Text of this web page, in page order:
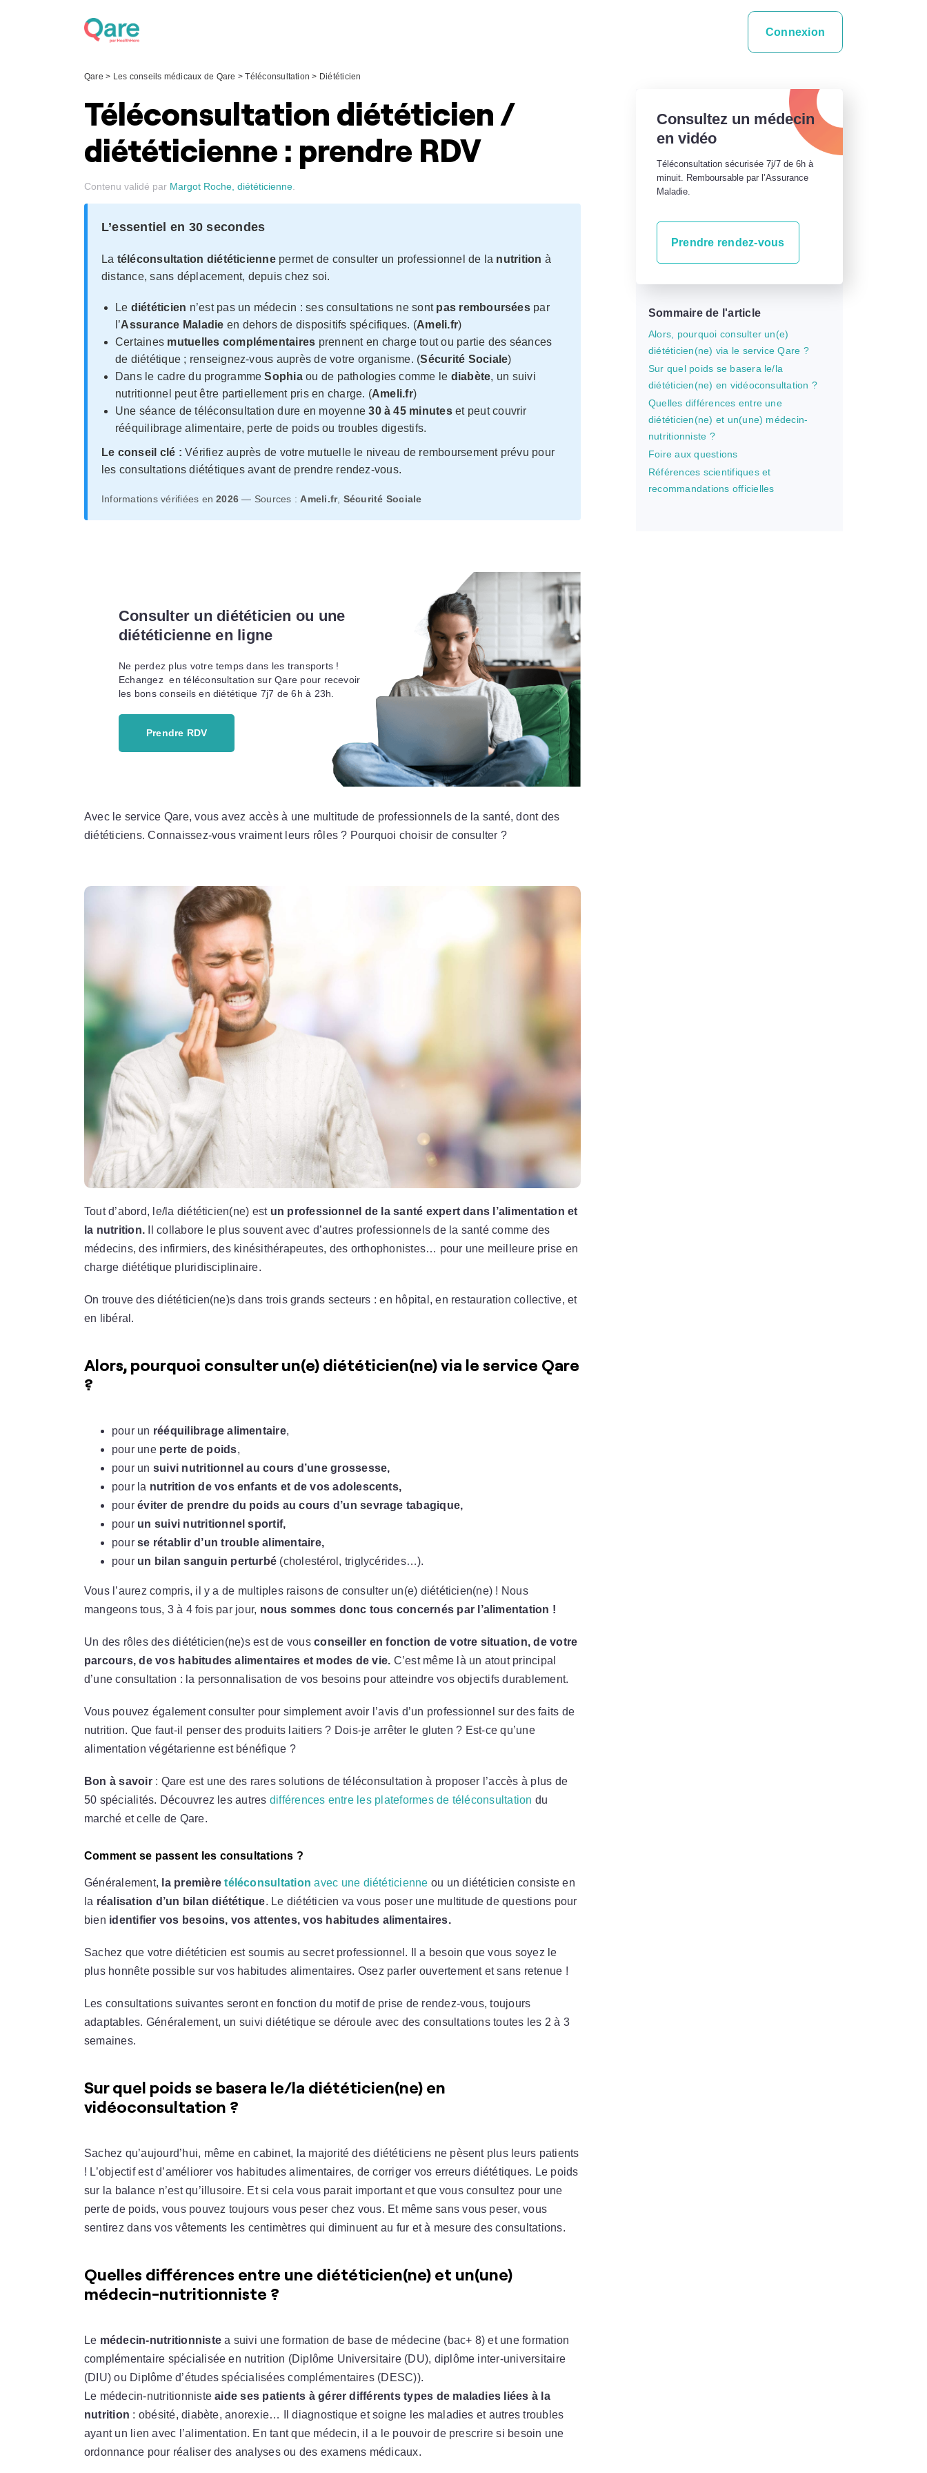
Connexion
Qare > Les conseils médicaux de Qare >Téléconsultation > Diététicien
Téléconsultation diététicien /
diététicienne : prendre RDV
Contenu validé par Margot Roche, diététicienne.
L’essentiel en 30 secondes
La téléconsultation diététiciennepermet de consulter un professionnel de la nutrition à
distance, sans déplacement, depuis chez soi.
Le diététicien n’est pas un médecin : ses consultations ne sont pas rembourséespar
l’Assurance Maladie en dehors de dispositifs spécifiques. (Ameli.fr)
Certaines mutuelles complémentaires prennent en charge tout ou partie des séances
de diététique ; renseignez-vous auprès de votre organisme. (Sécurité Sociale)
Dans le cadre du programmeSophiaou de pathologies comme le diabète, un suivi
nutritionnel peut être partiellement pris en charge. (Ameli.fr)
Une séance de téléconsultation dure en moyenne30 à 45 minuteset peut couvrir
rééquilibrage alimentaire, perte de poids ou troubles digestifs.
Le conseil clé : Vérifiez auprès de votre mutuelle le niveau de remboursement prévu pour
les consultations diététiques avant de prendre rendez-vous.
Informations vérifiées en2026 — Sources :Ameli.fr, Sécurité Sociale
Consulter un diététicien ou une
diététicienne en ligne
Ne perdez plus votre temps dans les transports !
Echangez en téléconsultation sur Qare pour recevoir
les bons conseils en diététique 7j7 de 6h à 23h.
Prendre RDV
Avec le service Qare, vous avez accès à une multitude de professionnels de la santé, dont des
diététiciens. Connaissez-vous vraiment leurs rôles ? Pourquoi choisir de consulter ?
Tout d’abord, le/la diététicien(ne) est un professionnel de la santé expert dans l’alimentation et
la nutrition. Il collabore le plus souvent avec d’autres professionnels de la santé comme des
médecins, des infirmiers, des kinésithérapeutes, des orthophonistes… pour une meilleure prise en
charge diététique pluridisciplinaire.
On trouve des diététicien(ne)s dans trois grands secteurs : en hôpital, en restauration collective, et
en libéral.
Alors, pourquoi consulter un(e) diététicien(ne) via le service Qare
?
pour un rééquilibrage alimentaire,
pour une perte de poids,
pour un suivi nutritionnel au cours d’une grossesse,
pour la nutrition de vos enfants et de vos adolescents,
pouréviter de prendre du poids au cours d’un sevrage tabagique,
pour un suivi nutritionnel sportif,
pourse rétablir d’un trouble alimentaire,
pour un bilan sanguin perturbé (cholestérol, triglycérides…).
Vous l’aurez compris, il y a de multiples raisons de consulter un(e) diététicien(ne) ! Nous
mangeons tous, 3 à 4 fois par jour, nous sommes donc tous concernés par l’alimentation !
Un des rôles des diététicien(ne)s est de vousconseiller en fonction de votre situation, de votre
parcours, de vos habitudes alimentaires et modes de vie. C’est même là un atout principal
d’une consultation : la personnalisation de vos besoins pour atteindre vos objectifs durablement.
Vous pouvez également consulter pour simplement avoir l’avis d’un professionnel sur des faits de
nutrition. Que faut-il penser des produits laitiers ? Dois-je arrêter le gluten ? Est-ce qu’une
alimentation végétarienne est bénéfique ?
Bon à savoir: Qare est une des rares solutions de téléconsultation à proposer l’accès à plus de
50 spécialités. Découvrez les autres différences entre les plateformes de téléconsultation du
marché et celle de Qare.
Comment se passent les consultations ?
Généralement, la premièretéléconsultationavec une diététicienne ou un diététicien consiste en
la réalisation d’un bilan diététique. Le diététicien va vous poser une multitude de questions pour
bien identifier vos besoins, vos attentes, vos habitudes alimentaires.
Sachez que votre diététicien est soumis au secret professionnel. Il a besoin que vous soyez le
plus honnête possible sur vos habitudes alimentaires. Osez parler ouvertement et sans retenue !
Les consultations suivantes seront en fonction du motif de prise de rendez-vous, toujours
adaptables. Généralement, un suivi diététique se déroule avec des consultations toutes les 2 à 3
semaines.
Sur quel poids se basera le/la diététicien(ne) en
vidéoconsultation ?
Sachez qu’aujourd’hui, même en cabinet, la majorité des diététiciens ne pèsent plus leurs patients
! L’objectif est d’améliorer vos habitudes alimentaires, de corriger vos erreurs diététiques. Le poids
sur la balance n’est qu’illusoire. Et si cela vous parait important et que vous consultez pour une
perte de poids, vous pouvez toujours vous peser chez vous. Et même sans vous peser, vous
sentirez dans vos vêtements les centimètres qui diminuent au fur et à mesure des consultations.
Quelles différences entre une diététicien(ne) et un(une)
médecin-nutritionniste ?
Le médecin-nutritionniste a suivi une formation de base de médecine (bac+ 8) et une formation
complémentaire spécialisée en nutrition (Diplôme Universitaire (DU), diplôme inter-universitaire
(DIU) ou Diplôme d’études spécialisées complémentaires (DESC)).
Le médecin-nutritionnisteaide ses patients à gérer différents types de maladies liées à la
nutrition : obésité, diabète, anorexie… Il diagnostique et soigne les maladies et autres troubles
ayant un lien avec l’alimentation. En tant que médecin, il a le pouvoir de prescrire si besoin une
ordonnance pour réaliser des analyses ou des examens médicaux.
Consultez un médecin
en vidéo
Téléconsultation sécurisée 7j/7 de 6h à
minuit. Remboursable par l’Assurance
Maladie.
Prendre rendez-vous
Sommaire de l'article
Alors, pourquoi consulter un(e)
diététicien(ne) via le service Qare ?
Sur quel poids se basera le/la
diététicien(ne) en vidéoconsultation ?
Quelles différences entre une
diététicien(ne) et un(une) médecin-
nutritionniste ?
Foire aux questions
Références scientifiques et
recommandations officielles